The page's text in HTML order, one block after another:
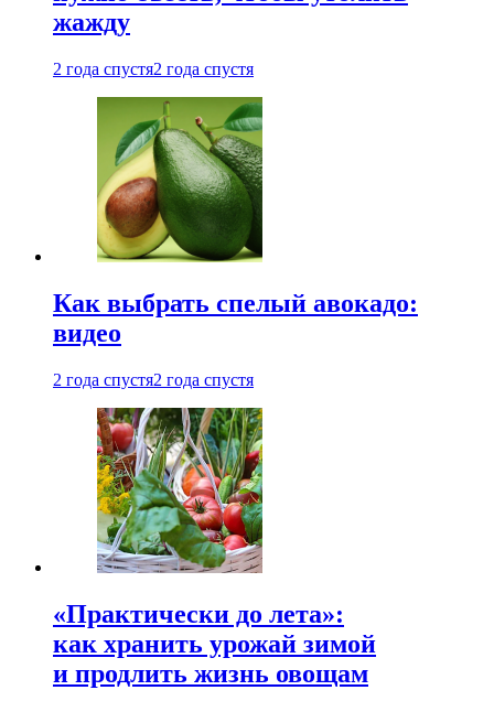
жажду
2 года спустя2 года спустя
Как выбрать спелый авокадо:
видео
2 года спустя2 года спустя
«Практически до лета»:
как хранить урожай зимой
и продлить жизнь овощам